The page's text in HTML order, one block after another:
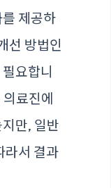
제공하
선 방법인
요합니
료진에
만, 일반
라서 결과